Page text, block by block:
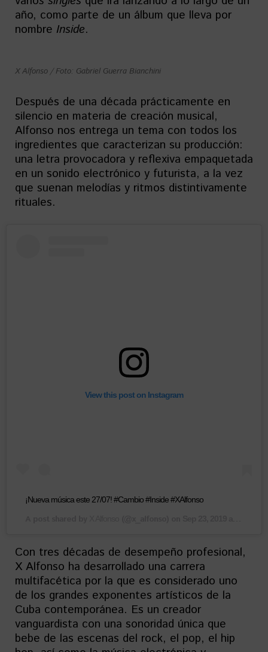
año, como parte de un álbum que lleva por
nombre Inside.
X Alfonso / Foto: Gabriel Guerra Bianchini
Después de una década prácticamente en
silencio en materia de creación musical,
Alfonso nos entrega un tema con todos los
ingredientes que caracterizan su producción:
una letra provocadora y reflexiva empaquetada
en un sonido electrónico y futurista, a la vez
que suenan melodías y ritmos distintivamente
rituales.
View this post on Instagram
¡Nueva música este 27/07! #Cambio #Inside #XAlfonso
Con tres décadas de desempeño profesional,
X Alfonso ha desarrollado una carrera
multifacética por la que es considerado uno
de los grandes exponentes artísticos de la
Cuba contemporánea. Es un creador
vanguardista con una sonoridad única que
bebe de las escenas del rock, el pop, el hip